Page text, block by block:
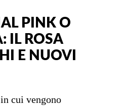
PINK O
IL ROSA
E NUOVI
cui vengono